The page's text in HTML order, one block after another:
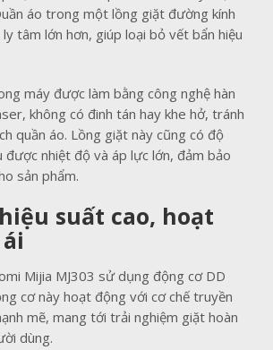
áo trong một lồng giặt đường kính
tâm lớn hơn, giúp loại bỏ vết bẩn hiệu
máy được làm bằng công nghệ hàn
không có đinh tán hay khe hở, tránh
quần áo. Lồng giặt này cũng có độ
được nhiệt độ và áp lực lớn, đảm bảo
sản phẩm.
suất cao, hoạt
Mijia MJ303 sử dụng động cơ DD
cơ này hoạt động với cơ chế truyền
mẽ, mang tới trải nghiệm giặt hoàn
dùng.